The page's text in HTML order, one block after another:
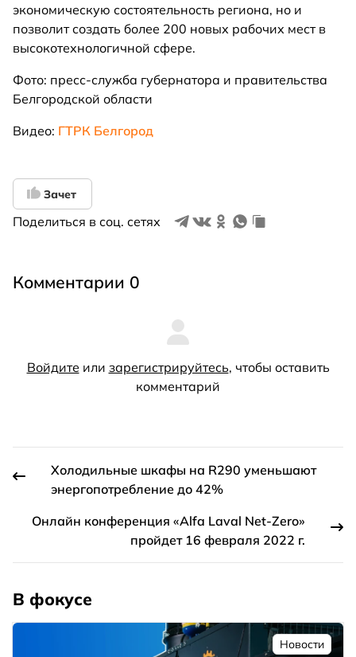
экономическую состоятельность региона, но и
позволит создать более 200 новых рабочих мест в
высокотехнологичной сфере.
Фото: пресс-служба губернатора и правительства
Белгородской области
Видео: ГТРК Белгород
Зачет
Поделиться в соц. сетях
Комментарии 0
Войдите или зарегистрируйтесь, чтобы оставить
комментарий
Холодильные шкафы на R290 уменьшают
энергопотребление до 42%
Онлайн конференция «Alfa Laval Net-Zero»
пройдет 16 февраля 2022 г.
В фокусе
Новости